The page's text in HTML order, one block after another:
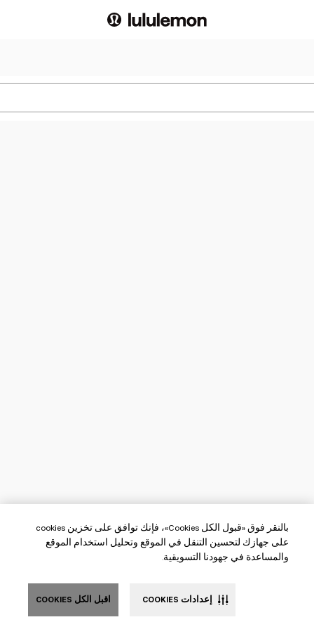
بالنقر فوق «قبول الكل Cookies»، فإنك توافق على تخزين cookies
على جهازك لتحسين التنقل في الموقع وتحليل استخدام الموقع
والمساعدة في جهودنا التسويقية.
اقبل الكل COOKIES إعدادات COOKIES